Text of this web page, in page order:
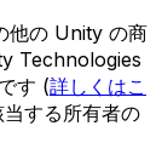
他の Unity の商
Technologies
す (詳しくはこ
する所有者の